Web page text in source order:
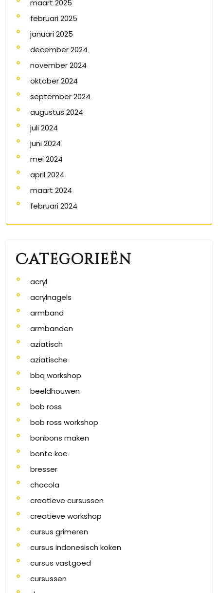
maart 2025
februari 2025
januari 2025
december 2024
november 2024
oktober 2024
september 2024
augustus 2024
juli 2024
juni 2024
mei 2024
april 2024
maart 2024
februari 2024
Categorieën
acryl
acrylnagels
armband
armbanden
aziatisch
aziatische
bbq workshop
beeldhouwen
bob ross
bob ross workshop
bonbons maken
bonte koe
bresser
chocola
creatieve cursussen
creatieve workshop
cursus grimeren
cursus indonesisch koken
cursus vastgoed
cursussen